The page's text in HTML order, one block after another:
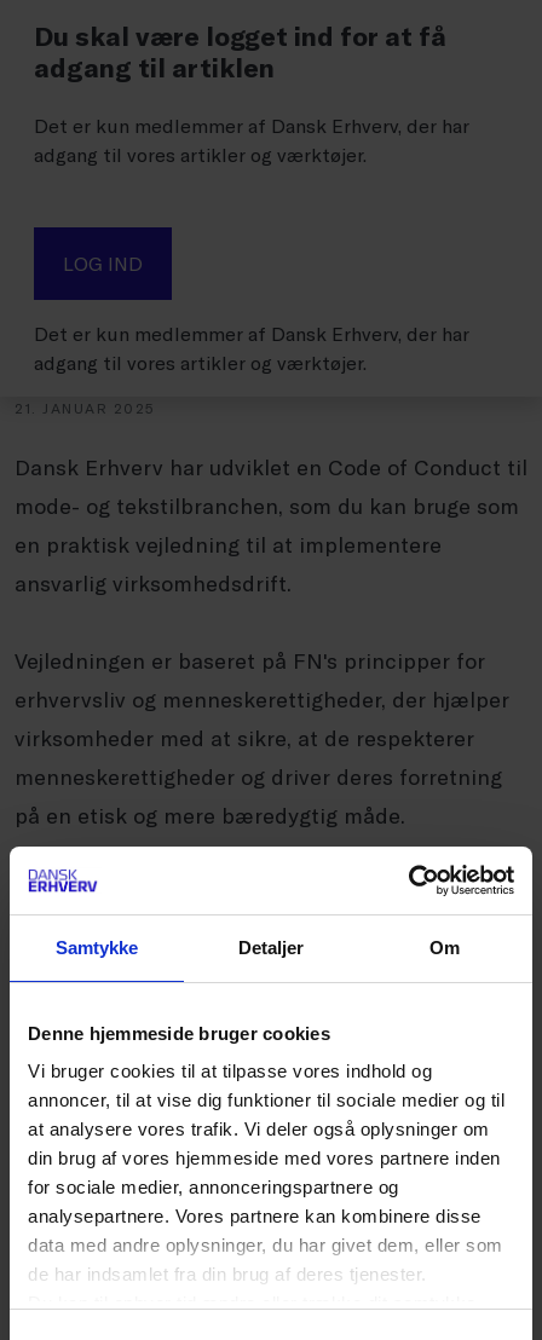
Samtykke Detaljer Om
Denne hjemmeside bruger cookies
Vi bruger cookies til at tilpasse vores indhold og
annoncer, til at vise dig funktioner til sociale medier og til
at analysere vores trafik. Vi deler også oplysninger om
din brug af vores hjemmeside med vores partnere inden
for sociale medier, annonceringspartnere og
analysepartnere. Vores partnere kan kombinere disse
data med andre oplysninger, du har givet dem, eller som
de har indsamlet fra din brug af deres tjenester.
Du skal være logget ind for at få
adgang til artiklen
Det er kun medlemmer af Dansk Erhverv, der har
adgang til vores artikler og værktøjer.
LOG IND
Det er kun medlemmer af Dansk Erhverv, der har
adgang til vores artikler og værktøjer.
21. JANUAR 2025
Dansk Erhverv har udviklet en Code of Conduct til
mode- og tekstilbranchen, som du kan bruge som
en praktisk vejledning til at implementere
ansvarlig virksomhedsdrift.
Vejledningen er baseret på FN's principper for
erhvervsliv og menneskerettigheder, der hjælper
virksomheder med at sikre, at de respekterer
menneskerettigheder og driver deres forretning
på en etisk og mere bæredygtig måde.
Hvad kan du bruge Code of Conduct til?
praksis. Særligt mindre virksomheder, der endnu
ikke har udviklet en egen Code of Conduct, kan
bruge denne vejledning som et solidt
udgangspunkt. Samtidig kan større virksomheder
tage inspiration og tilpasse den til deres
eksisterende arbejde med ansvarlighed i
værdikæden.